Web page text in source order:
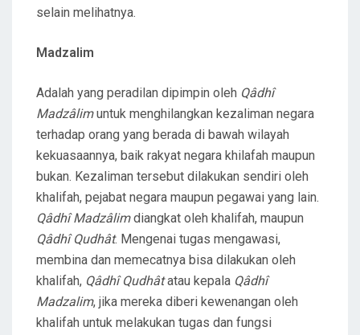
selain melihatnya.
Madzalim
Adalah yang peradilan dipimpin oleh Qâdhî
Madzâlimuntuk menghilangkan kezaliman negara
terhadap orang yang berada di bawah wilayah
kekuasaannya, baik rakyat negara khilafah maupun
bukan. Kezaliman tersebut dilakukan sendiri oleh
khalifah, pejabat negara maupun pegawai yang lain.
Qâdhî Madzâlimdiangkat oleh khalifah, maupun
Qâdhî Qudhât. Mengenai tugas mengawasi,
membina dan memecatnya bisa dilakukan oleh
khalifah, Qâdhî Qudhâtatau kepala Qâdhî
Madzalim, jika mereka diberi kewenangan oleh
khalifah untuk melakukan tugas dan fungsi